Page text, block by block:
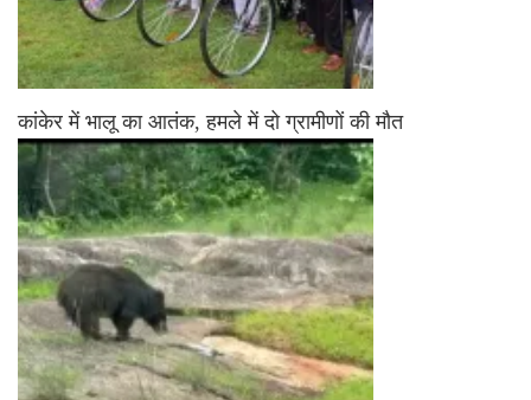
कांकेर में भालू का आतंक, हमले में दो ग्रामीणों की मौत